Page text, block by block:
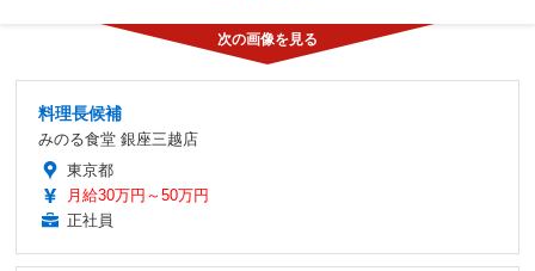
料理長候補
みのる食堂 銀座三越店
東京都
月給30万円～50万円
正社員